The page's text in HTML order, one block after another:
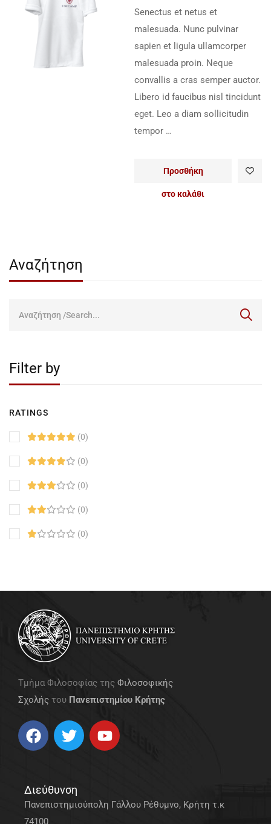
Αναζήτηση
Filter by
RATINGS
(0)
(0)
(0)
(0)
(0)
Senectus et netus et
malesuada. Nunc pulvinar
sapien et ligula ullamcorper
malesuada proin. Neque
convallis a cras semper auctor.
Libero id faucibus nisl tincidunt
eget. Leo a diam sollicitudin
tempor …
Προσθήκη
στο καλάθι
Τμήμα Φιλοσοφίας της Φιλοσοφικής
Σχολής του Πανεπιστημίου Κρήτης
Διεύθυνση
Πανεπιστημιούπολη Γάλλου Ρέθυμνο, Κρήτη τ.κ
74100